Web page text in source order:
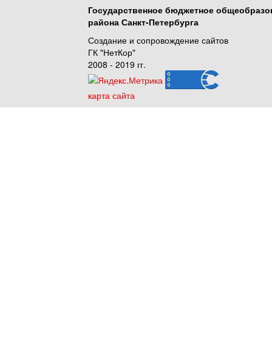
Государственное бюджетное
района Санкт-Петербурга
Создание и сопровождение сайтов
ГК "НетКор"
2008 - 2019 гг.
карта сайта